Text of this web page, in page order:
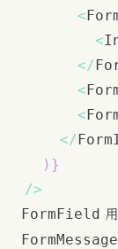
<
<
</
<
<
</
) }
/>
FormField
FormMessage